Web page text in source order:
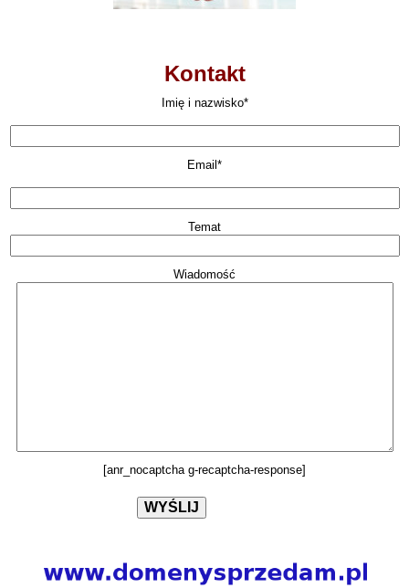
Kontakt
Imię i nazwisko*
Email*
Temat
Wiadomość
[anr_nocaptcha g-recaptcha-response]